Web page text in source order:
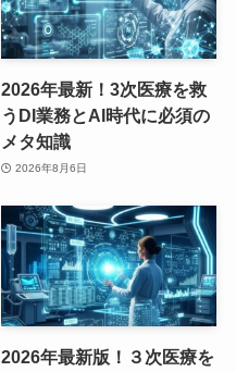
2026年最新！3次医療を救
うDI業務とAI時代に必須の
メタ知識
2026年8月6日
2026年最新版！３次医療を